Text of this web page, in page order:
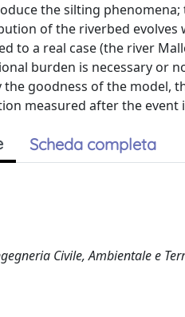
the silting
of the riverbed
to a real case (the river
burden is necessary or
the goodness of the model,
measured after the event
Scheda completa
Civile, Ambientale e